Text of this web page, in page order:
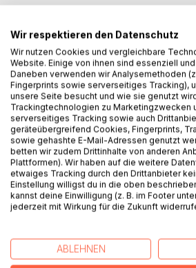
BESCHREIBUNG
Dieses Buch zeigt Jugendlichen, wie
Blockaden lösen und sich von
können - Schritt für Schritt und mit
Eltern erhalten einen Einblick, wie sie
diesem Weg unterstützen können,
Mit jugendgerechtem Wissen,
einer Entspannungsaudio bietet
Schlüssel zu mehr Gelassenheit,
Für mehr Leichtigkeit - nicht nur in
Wir respektieren den Datenschutz
Wir nutzen Cookies und vergleichbare
Website. Einige von ihnen sind essenziell
Daneben verwenden wir Analysemethoden
Fingerprints sowie serverseitiges Tracking),
unsere Seite besucht und wie sie genutzt
Trackingtechnologien zu Marketingzwecken
serverseitiges Tracking sowie auch
geräteübergreifend Cookies, Fingerprints,
sowie gehashte E-Mail-Adressen genutzt
betten wir zudem Drittinhalte von anderen
Plattformen). Wir haben auf die weitere
etwaiges Tracking durch den Drittanbieter
Einstellung willigst du in die oben
kannst deine Einwilligung (z. B. im Footer
jederzeit mit Wirkung für die Zukunft
ABLEHNEN